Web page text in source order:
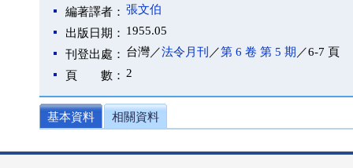
編著譯者： 張文伯
出版日期： 1955.05
刊登出處： 台灣／法令月刊 ／第 6 卷 第 5 期 ／6-7 頁
頁 數： 2
基本資料 相關資料